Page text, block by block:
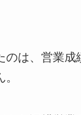
のは、営業成